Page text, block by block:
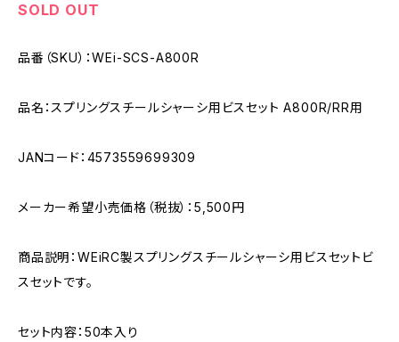
SOLD OUT
品番（SKU）：WEi-SCS-A800R
品名：スプリングスチールシャーシ用ビスセット A800R/RR用
JANコード：4573559699309
メーカー希望小売価格（税抜）：5,500円
商品説明：WEiRC製スプリングスチールシャーシ用ビスセットビ
スセットです。
セット内容：50本入り